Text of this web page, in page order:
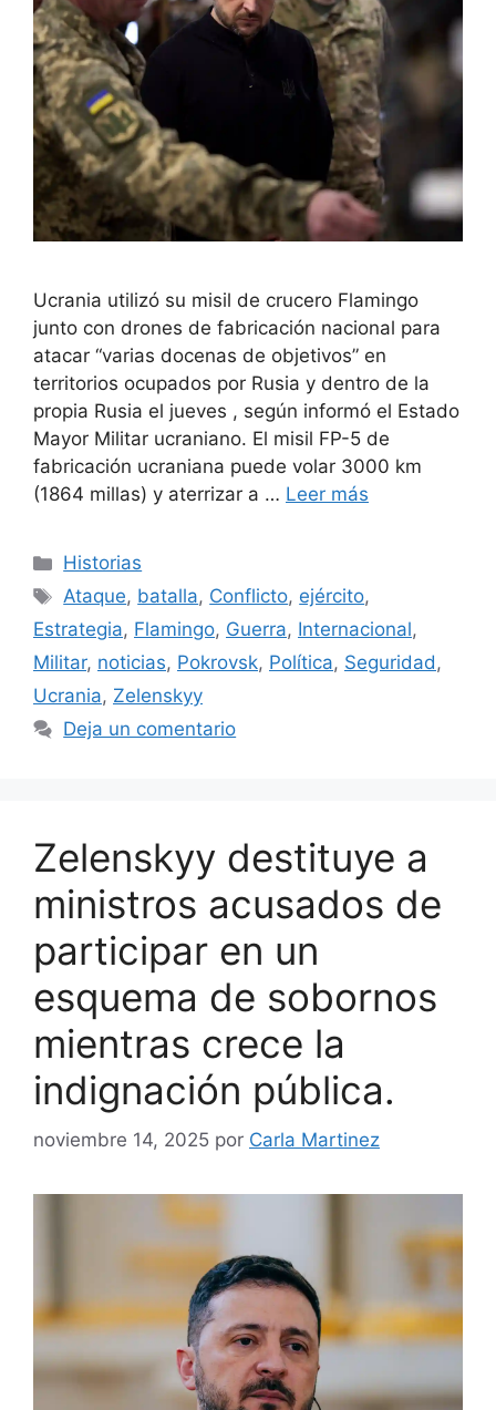
Ucrania utilizó su misil de crucero Flamingo
junto con drones de fabricación nacional para
atacar “varias docenas de objetivos” en
territorios ocupados por Rusia y dentro de la
propia Rusia el jueves , según informó el Estado
Mayor Militar ucraniano. El misil FP-5 de
fabricación ucraniana puede volar 3000 km
(1864 millas) y aterrizar a … Leer más
Categorías
Historias
Etiquetas
Ataque, batalla, Conflicto, ejército,
Estrategia, Flamingo, Guerra, Internacional,
Militar, noticias, Pokrovsk, Política, Seguridad,
Ucrania, Zelenskyy
Deja un comentario
Zelenskyy destituye a
ministros acusados ​​de
participar en un
esquema de sobornos
mientras crece la
indignación pública.
noviembre 14, 2025 por Carla Martinez